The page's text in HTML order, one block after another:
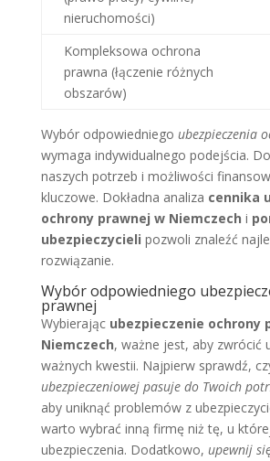
nieruchomości)
Kompleksowa ochrona
prawna (łączenie różnych
obszarów)
Wybór odpowiedniego ubezpieczenia
wymaga indywidualnego podejścia.
naszych potrzeb i możliwości
kluczowe. Dokładna analiza cennika
ochrony prawnej w Niemczech i
ubezpieczycieli pozwoli znaleźć
rozwiązanie.
Wybór odpowiedniego
prawnej
Wybierając ubezpieczenie ochrony
Niemczech, ważne jest, aby zwrócić
ważnych kwestii. Najpierw sprawdź,
ubezpieczeniowej pasuje do Twoich
aby uniknąć problemów z
warto wybrać inną firmę niż tę, u
ubezpieczenia. Dodatkowo, upewnij